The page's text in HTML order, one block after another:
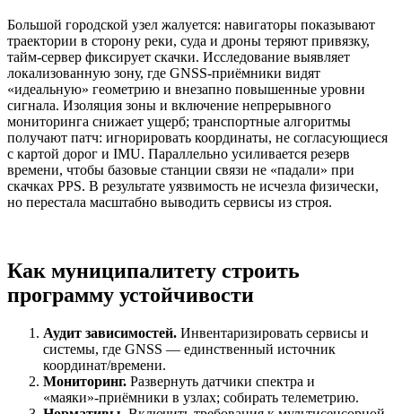
Большой городской узел жалуется: навигаторы показывают
траектории в сторону реки, суда и дроны теряют привязку,
тайм‑сервер фиксирует скачки. Исследование выявляет
локализованную зону, где GNSS‑приёмники видят
«идеальную» геометрию и внезапно повышенные уровни
сигнала. Изоляция зоны и включение непрерывного
мониторинга снижает ущерб; транспортные алгоритмы
получают патч: игнорировать координаты, не согласующиеся
с картой дорог и IMU. Параллельно усиливается резерв
времени, чтобы базовые станции связи не «падали» при
скачках PPS. В результате уязвимость не исчезла физически,
но перестала масштабно выводить сервисы из строя.
Как муниципалитету строить
программу устойчивости
Аудит зависимостей. Инвентаризировать сервисы и
системы, где GNSS — единственный источник
координат/времени.
Мониторинг. Развернуть датчики спектра и
«маяки»‑приёмники в узлах; собирать телеметрию.